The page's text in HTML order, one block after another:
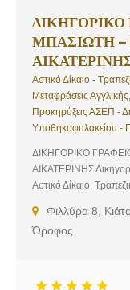
ΔΙΚΗΓΟΡΙΚΟ
ΜΠΑΣΙΩΤΗ
Αστικό Δίκαιο -
Μεταφράσεις
Προκηρύξεις ΑΣΕΠ -
Υποθηκοφυλακείου -
ΔΙΚΗΓΟΡΙΚΟ
ΑΙΚΑΤΕΡΙΝΗΣ
Αστικό Δίκαιο,
Προκηρύξεις ΑΣΕΠ,
Υποθηκοφυλακείου,
Φιλλύρα 8,
Όροφος